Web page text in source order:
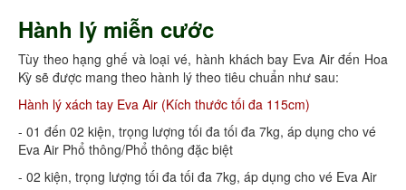
Hành lý miễn cước
Tùy theo hạng ghế và loại vé, hành khách bay Eva Air đến Hoa
Kỳ sẽ được mang theo hành lý theo tiêu chuẩn như sau:
Hành lý xách tay Eva Air (Kích thước tối đa 115cm)
- 01 đến 02 kiện, trọng lượng tối đa tối đa 7kg, áp dụng cho vé
Eva Air Phổ thông/Phổ thông đặc biệt
- 02 kiện, trọng lượng tối đa tối đa 7kg, áp dụng cho vé Eva Air